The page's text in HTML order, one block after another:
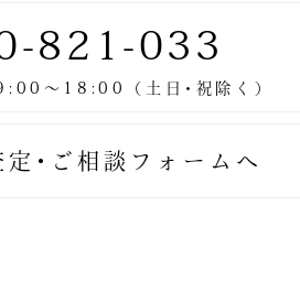
821-033
定･ご相談フォームへ